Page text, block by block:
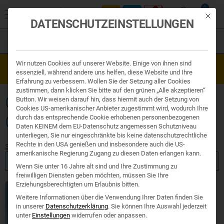
0
Organe & Organ Uhr
Traditionelle Medizin
Nahrungsergänzung
Kosmetik und Hygiene
Ihr Apotheker
Westend Online-Shop: Sicher, schnell und 24/7 für Sie da!
Gratisversand ab €50
GESICHTSREINIGUNG MIT
GOLD
Start/ Produkte verschlagwortet mit „Gesichtsreinigung mit Gold“
Mit
DATENSCHUTZEINSTELLUNGEN
Wir nutzen Cookies auf unserer Website. Einige von ihnen sind
essenziell, während andere uns helfen, diese Website und Ihre
Erfahrung zu verbessern. Wollen Sie der Setzung aller Cookies
zustimmen, dann klicken Sie bitte auf den grünen „Alle akzeptieren“
Button. Wir weisen darauf hin, dass hiermit auch der Setzung von
Cookies US-amerikanischer Anbieter zugestimmt wird, wodurch Ihre
durch das entsprechende Cookie erhobenen personenbezogenen
Daten KEINEM dem EU-Datenschutz angemessen Schutzniveau
unterliegen, Sie nur eingeschränkte bis keine datenschutzrechtliche
Rechte in den USA genießen und insbesondere auch die US-
amerikanische Regierung Zugang zu diesen Daten erlangen kann.
Wenn Sie unter 16 Jahre alt sind und Ihre Zustimmung zu
freiwilligen Diensten geben möchten, müssen Sie Ihre
Erziehungsberechtigten um Erlaubnis bitten.
Weitere Informationen über die Verwendung Ihrer Daten finden Sie
in unserer Datenschutzerklärung. Sie können Ihre Auswahl jederzeit
unter Einstellungen widerrufen oder anpassen.